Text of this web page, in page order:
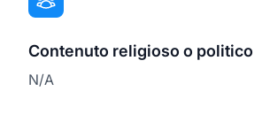
Contenuto religioso o politico
N/A